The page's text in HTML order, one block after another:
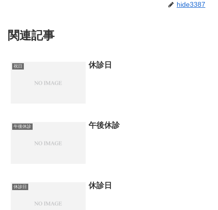
hide3387
関連記事
祝日 休診日
午後休診 午後休診
休診日 休診日